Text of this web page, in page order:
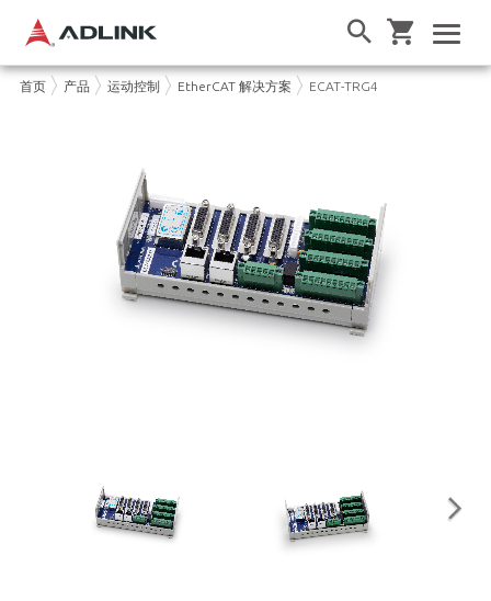
首页 产品 运动控制 EtherCAT 解决方案 ECAT-TRG4